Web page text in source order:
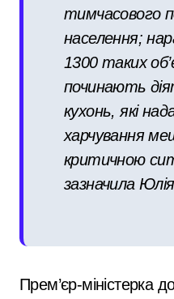
тимчасового
населення;
1300 таких
починають
кухонь, які
харчування
критичною
зазначила
Прем’єр-міністерка